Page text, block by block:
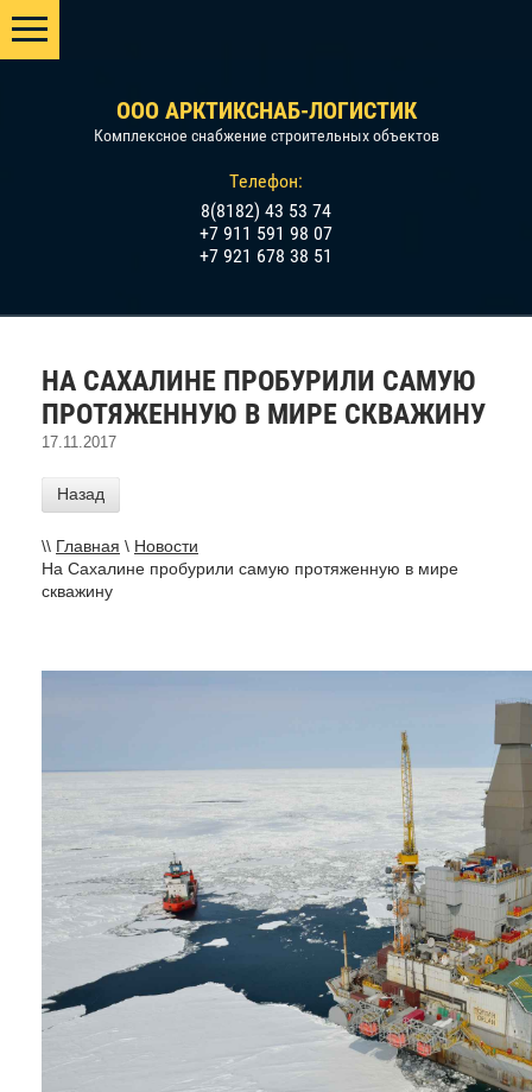
OOO АРКТИКСНАБ-ЛОГИСТИК
Комплексное снабжение строительных объектов
Телефон:
8(8182) 43 53 74
+7 911 591 98 07
+7 921 678 38 51
НА САХАЛИНЕ ПРОБУРИЛИ САМУЮ
ПРОТЯЖЕННУЮ В МИРЕ СКВАЖИНУ
17.11.2017
Назад
\\ Главная \ Новости
На Сахалине пробурили самую протяженную в мире
скважину